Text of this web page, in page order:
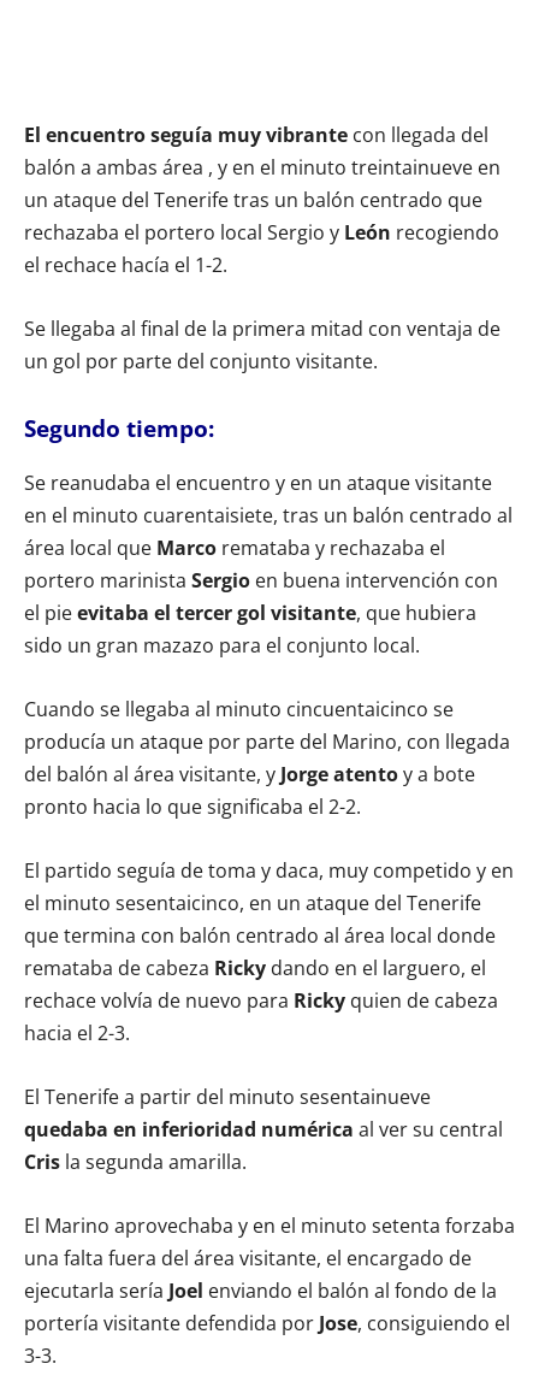
El encuentro seguía muy vibrante con llegada del
balón a ambas área , y en el minuto treintainueve en
un ataque del Tenerife tras un balón centrado que
rechazaba el portero local Sergio y León recogiendo
el rechace hacía el 1-2.
Se llegaba al final de la primera mitad con ventaja de
un gol por parte del conjunto visitante.
Segundo tiempo:
Se reanudaba el encuentro y en un ataque visitante
en el minuto cuarentaisiete, tras un balón centrado al
área local que Marco remataba y rechazaba el
portero marinista Sergio en buena intervención con
el pieevitaba el tercer gol visitante, que hubiera
sido un gran mazazo para el conjunto local.
Cuando se llegaba al minuto cincuentaicinco se
producía un ataque por parte del Marino, con llegada
del balón al área visitante, y Jorge atentoy a bote
pronto hacia lo que significaba el 2-2.
El partido seguía de toma y daca, muy competido y en
el minuto sesentaicinco, en un ataque del Tenerife
que termina con balón centrado al área local donde
remataba de cabeza Ricky dando en el larguero, el
rechace volvía de nuevo para Ricky quien de cabeza
hacia el 2-3.
El Tenerife a partir del minuto sesentainueve
quedaba en inferioridad numérica al ver su central
Cris la segunda amarilla.
El Marino aprovechaba y en el minuto setenta forzaba
una falta fuera del área visitante, el encargado de
ejecutarla sería Joel enviando el balón al fondo de la
portería visitante defendida por Jose, consiguiendo el
3-3.